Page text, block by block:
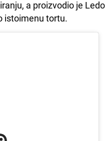
a proizvodio je Ledo
istoimenu tortu.